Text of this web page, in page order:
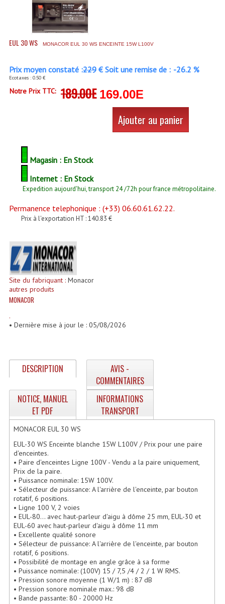
Selecteurs Audio Vidéo
Casques Stéréo
Compresseurs , Limiteurs , Noise Gate
Enceintes Et Caissons Basses
Enceintes, Système Amplifiés
Caisson De Basse Amplifié
Enceinte Nomade Bluetooth
Enceintes Autonomes Portables Amplifiées
Enceintes Hifi
Enceintes Monitoring
Filtres Actifs, Correcteurs
Haut-Parleurs Moteurs Tweeters Filtres
Filtres Passifs
Haut-Parleurs Amplis Guitare
Moteurs Pavillons Pour Enceinte
Lecteurs Audio & Sources
Platines Disque Vinyles
EUL 30 WS MONACOR EUL 30 WS ENCEINTE 15W L100V
Prix moyen constaté :229€ Soit une remise de : -26.2 %
Ecotaxes : 0.50 €
Notre Prix TTC: 189.00E 169.00E
Ajouter au panier
Magasin : En Stock
Internet : En Stock
Expedition aujourd'hui, transport 24 /72h pour france métropolitaine.
Permanence telephonique : (+33) 06.60.61.62.22.
Prix à l'exportation HT : 140.83 €
Site du fabriquant :Monacor
autres produits
MONACOR
.
• Dernière mise à jour le : 05/08/2026
DESCRIPTION
AVIS -
COMMENTAIRES
NOTICE, MANUEL
ET PDF
INFORMATIONS
TRANSPORT
MONACOR EUL 30 WS
EUL-30 WS Enceinte blanche 15W L100V / Prix pour une paire
d'enceintes.
• Paire d'enceintes Ligne 100V - Vendu a la paire uniquement,
Prix de la paire.
• Puissance nominale: 15W 100V.
• Sélecteur de puissance: A l'arrière de l'enceinte, par bouton
rotatif, 6 positions.
• Ligne 100 V, 2 voies
• EUL-80... avec haut-parleur d'aigu à dôme 25 mm, EUL-30 et
EUL-60 avec haut-parleur d'aigu à dôme 11 mm
• Excellente qualité sonore
• Sélecteur de puissance: A l'arrière de l'enceinte, par bouton
rotatif, 6 positions.
• Possibilité de montage en angle grâce à sa forme
• Puissance nominale: (100V) 15 / 7,5 /4 / 2 / 1 W RMS.
• Pression sonore moyenne (1 W/1 m) : 87 dB
• Pression sonore nominale max.: 98 dB
• Bande passante: 80 - 20000 Hz